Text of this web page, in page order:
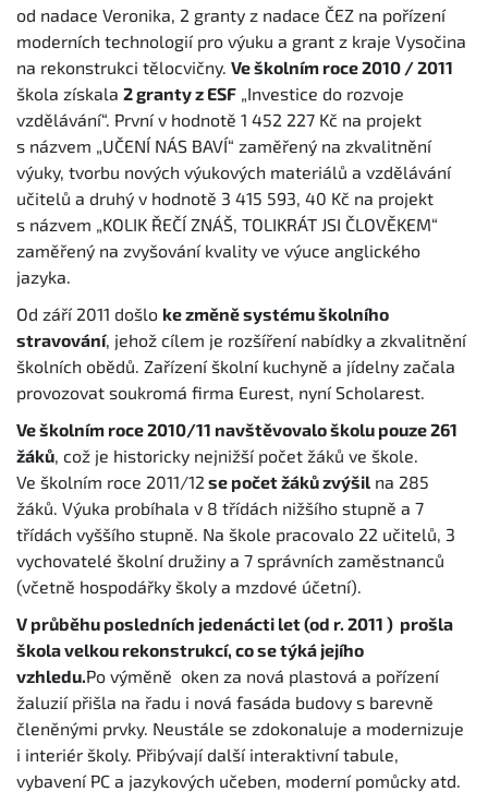
od nadace Veronika, 2 granty z nadace ČEZ na pořízení
moderních technologií pro výuku a grant z kraje Vysočina
na rekonstrukci tělocvičny. Ve školním roce 2010 / 2011
škola získala 2 granty z ESF „Investice do rozvoje
vzdělávání“. První v hodnotě 1 452 227 Kč na projekt
s názvem „UČENÍ NÁS BAVÍ“ zaměřený na zkvalitnění
výuky, tvorbu nových výukových materiálů a vzdělávání
učitelů a druhý v hodnotě 3 415 593, 40 Kč na projekt
s názvem „KOLIK ŘEČÍ ZNÁŠ, TOLIKRÁT JSI ČLOVĚKEM“
zaměřený na zvyšování kvality ve výuce anglického
jazyka.
Od září 2011 došlo ke změně systému školního
stravování, jehož cílem je rozšíření nabídky a zkvalitnění
školních obědů. Zařízení školní kuchyně a jídelny začala
provozovat soukromá firma Eurest, nyní Scholarest.
Ve školním roce 2010/11 navštěvovalo školu pouze 261
žáků, což je historicky nejnižší počet žáků ve škole.
Ve školním roce 2011/12 se počet žáků zvýšil na 285
žáků. Výuka probíhala v 8 třídách nižšího stupně a 7
třídách vyššího stupně. Na škole pracovalo 22 učitelů, 3
vychovatelé školní družiny a 7 správních zaměstnanců
(včetně hospodářky školy a mzdové účetní).
V průběhu posledních jedenácti let (od r. 2011 ) prošla
škola velkou rekonstrukcí, co se týká jejího
vzhledu.Po výměně oken za nová plastová a pořízení
žaluzií přišla na řadu i nová fasáda budovy s barevně
členěnými prvky. Neustále se zdokonaluje a modernizuje
i interiér školy. Přibývají další interaktivní tabule,
vybavení PC a jazykových učeben, moderní pomůcky atd.